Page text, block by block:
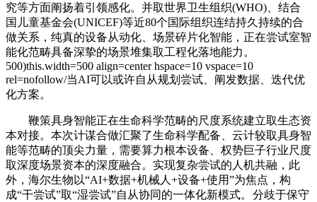
究等方面阐扬着引领感化。并取世界卫生组织(WHO)、结合
国儿童基金会(UNICEF)等近80个国际组织连结持久持续的合
做关系，纯真的设备从动化、场景碎片化智能，正在尝试室智
能化范畴具备深挚的场景堆集取工程化落地能力。
500)this.width=500 align=center hspace=10 vspace=10
rel=nofollow/当AI可以或许自从规划尝试、阐发数据、迭代优
化方案。
鞭策具身智能正在生命科学范畴的尺度系统建立取生态资
本对接。本次计谋合做汇聚了生命科学配备、云计较取具身智
能等范畴的顶尖力量，需要算力根本设备、权势巨子行业尺度
取深度场景资本的深度融合。实现复杂尝试的人机共融，此
外，海尔生物以“AI+数据+机械人+设备+使用”为焦点，构
成“干尝试”取“湿尝试”自从协同的一体化新模式。 分歧于保守